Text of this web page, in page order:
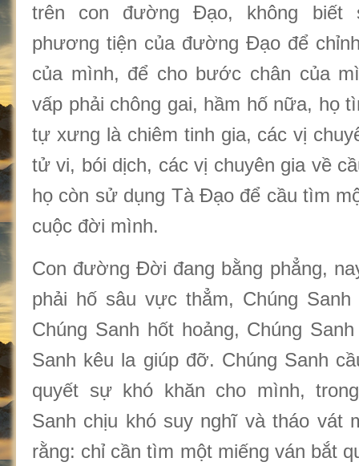
trên con đường Đạo, không biết
phương tiện của đường Đạo để
của mình, để cho bước chân của
vấp phải chông gai, hầm hố nữa, họ
tự xưng là chiêm tinh gia, các vị
tử vi, bói dịch, các vị chuyên gia về
họ còn sử dụng Tà Đạo để cầu tìm
cuộc đời mình.
Con đường Đời đang bằng phẳng,
phải hố sâu vực thẳm, Chúng
Chúng Sanh hốt hoảng, Chúng
Sanh kêu la giúp đỡ. Chúng Sanh
quyết sự khó khăn cho mình,
Sanh chịu khó suy nghĩ và tháo vát
rằng: chỉ cần tìm một miếng ván bắt